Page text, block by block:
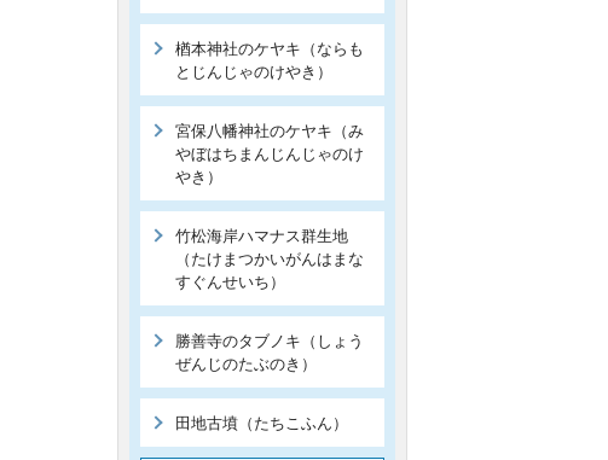
楢本神社のケヤキ（ならも
とじんじゃのけやき）
宮保八幡神社のケヤキ（み
やぼはちまんじんじゃのけ
やき）
竹松海岸ハマナス群生地
（たけまつかいがんはまな
すぐんせいち）
勝善寺のタブノキ（しょう
ぜんじのたぶのき）
田地古墳（たちこふん）